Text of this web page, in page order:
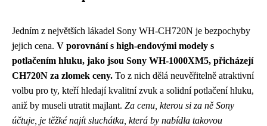
Jedním z největších lákadel Sony WH-CH720N je bezpochyby
jejich cena. V porovnání s high-endovými modely s
potlačením hluku, jako jsou Sony WH-1000XM5, přicházejí
CH720N za zlomek ceny. To z nich dělá neuvěřitelně atraktivní
volbu pro ty, kteří hledají kvalitní zvuk a solidní potlačení hluku,
aniž by museli utratit majlant. Za cenu, kterou si za ně Sony
účtuje, je těžké najít sluchátka, která by nabídla takovou